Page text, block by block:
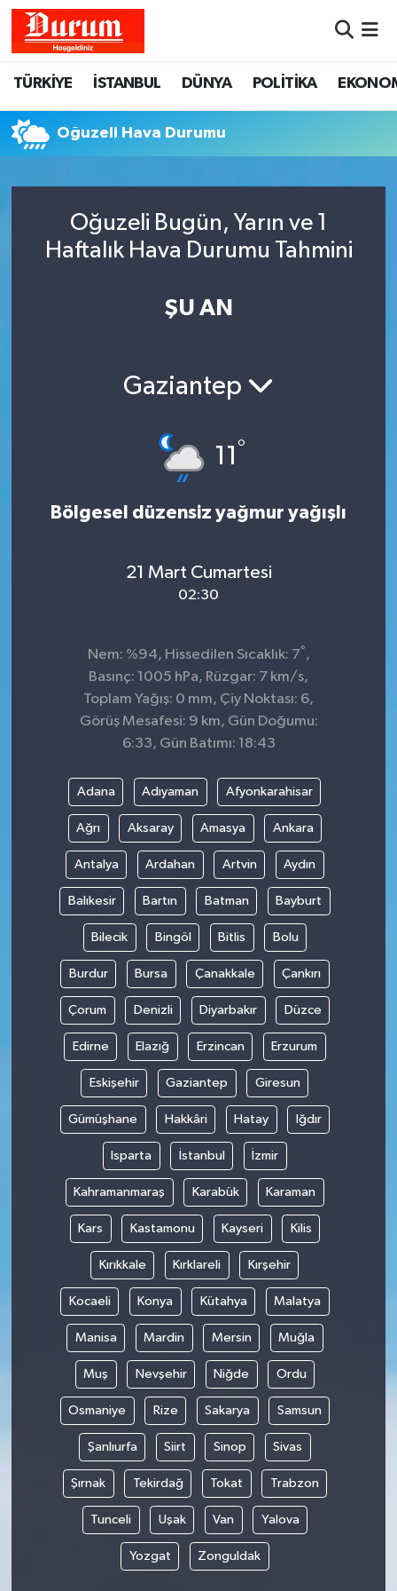
TÜRKİYE İSTANBUL DÜNYA POLİTİKA
Oğuzeli Hava Durumu
Oğuzeli Bugün, Yarın ve 1
Haftalık Hava Durumu Tahmini
ŞU AN
Gaziantep
11°
Bölgesel düzensiz yağmur yağışlı
21 Mart Cumartesi
02:30
Nem: %94, Hissedilen Sıcaklık: 7° ,
Basınç: 1005 hPa, Rüzgar: 7 km/s,
Toplam Yağış: 0 mm, Çiy Noktası: 6,
Görüş Mesafesi: 9 km, Gün Doğumu:
6:33, Gün Batımı: 18:43
Adana Adıyaman Afyonkarahisar
Ağrı Aksaray Amasya Ankara
Antalya Ardahan Artvin Aydın
Balıkesir Bartın Batman Bayburt
Bilecik Bingöl Bitlis Bolu
Burdur Bursa Çanakkale Çankırı
Çorum Denizli Diyarbakır Düzce
Edirne Elazığ Erzincan Erzurum
Eskişehir Gaziantep Giresun
Gümüşhane Hakkâri Hatay Iğdır
Isparta İstanbul İzmir
Kahramanmaraş Karabük Karaman
Kars Kastamonu Kayseri Kilis
Kırıkkale Kırklareli Kırşehir
Kocaeli Konya Kütahya Malatya
Manisa Mardin Mersin Muğla
Muş Nevşehir Niğde Ordu
Osmaniye Rize Sakarya Samsun
Şanlıurfa Siirt Sinop Sivas
Şırnak Tekirdağ Tokat Trabzon
Tunceli Uşak Van Yalova
Yozgat Zonguldak
Hava Durumu
Namaz Vakitleri
Süper Lig Puan Durumu ve Fikstür
Haber Arşivi